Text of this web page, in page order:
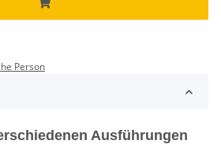
Person
Ausführungen